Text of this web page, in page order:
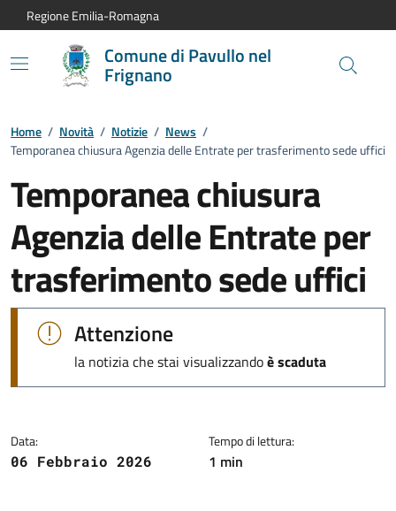
Vai al contenuto principale
Vai alla navigazione del sito
Vai al piede di pagina
Regione Emilia-Romagna
Comune di Pavullo nel
Frignano
Home / Novità / Notizie / News /
Temporanea chiusura Agenzia delle Entrate per trasferimento sede uffici
Temporanea chiusura
Agenzia delle Entrate per
trasferimento sede uffici
Dettagli della notizia:
Attenzione
la notizia che stai visualizzandoè scaduta
Data:
06 Febbraio 2026
Tempo di lettura:
1 min